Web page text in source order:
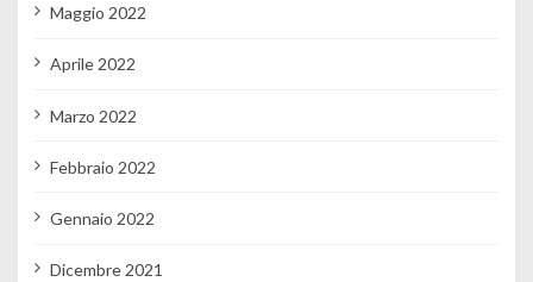
Maggio 2022
Aprile 2022
Marzo 2022
Febbraio 2022
Gennaio 2022
Dicembre 2021